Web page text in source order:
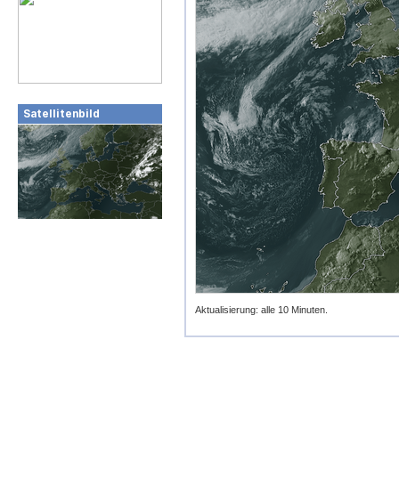
Satellitenbild
Aktualisierung: alle 10 Minuten.